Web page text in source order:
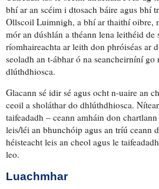
bhí ar an scéim i dtosach báire agus bhí
Ollscoil Luimnigh, a bhí ar thaithí oibre,
mór an dúshlán a théann lena leithéid de
ríomhaireachta ar leith don phróiséas ar
seoladh an t-ábhar ó na seancheirnínígo
dlúthdhiosca.
Glacann sé idir sé agus ocht n-uaire an
ceoil a sholáthar do dhlúthdhiosca.
taifeadadh – ceann amháin don
leis/léi an bhunchóip agus an tríú ceann
héisteacht leis an cheol agus le
leo.
Luachmhar